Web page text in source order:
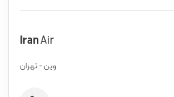
Air
وین - تهران